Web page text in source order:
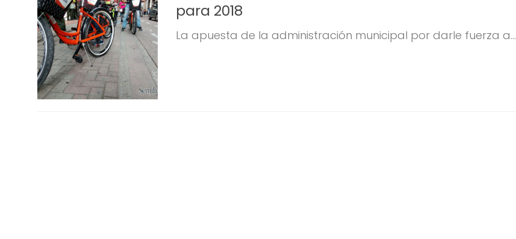
para 2018
La apuesta de la administración municipal por darle fuerza a...